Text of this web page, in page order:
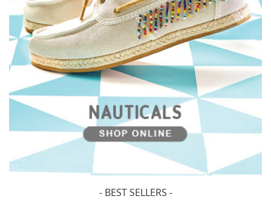
- BEST SELLERS -